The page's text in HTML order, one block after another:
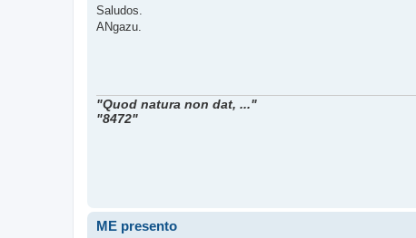
Saludos.
ANgazu.
"Quod natura non dat, ..."
"8472"
ME presento